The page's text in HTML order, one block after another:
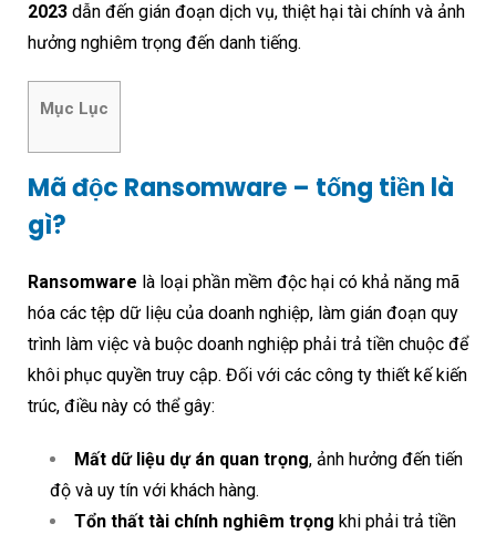
2023 dẫn đến gián đoạn dịch vụ, thiệt hại tài chính và ảnh
hưởng nghiêm trọng đến danh tiếng.
Mục Lục
Mã độc Ransomware – tống tiền là
gì?
Ransomware là loại phần mềm độc hại có khả năng mã
hóa các tệp dữ liệu của doanh nghiệp, làm gián đoạn quy
trình làm việc và buộc doanh nghiệp phải trả tiền chuộc để
khôi phục quyền truy cập. Đối với các công ty thiết kế kiến
trúc, điều này có thể gây:
Mất dữ liệu dự án quan trọng, ảnh hưởng đến tiến
độ và uy tín với khách hàng.
Tổn thất tài chính nghiêm trọng khi phải trả tiền